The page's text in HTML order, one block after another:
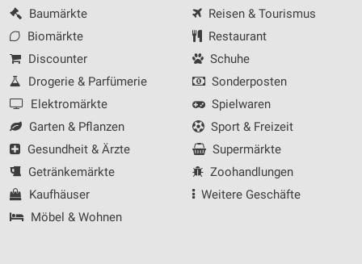
Baumärkte
Biomärkte
Discounter
Drogerie & Parfümerie
Elektromärkte
Garten & Pflanzen
Gesundheit & Ärzte
Getränkemärkte
Kaufhäuser
Möbel & Wohnen
Reisen & Tourismus
Restaurant
Schuhe
Sonderposten
Spielwaren
Sport & Freizeit
Supermärkte
Zoohandlungen
Weitere Geschäfte